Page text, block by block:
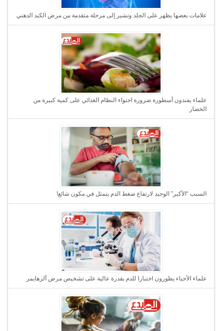
علامات بعضها يظهر على الجلد وتشير إلى مرحلة متقدمة من مرض الكبد الدهني
علماء يفندون أسطورة ضرورة احتواء النظام الغذائي على كمية كبيرة من
الخضار
السبب “الأكبر” الوحيد لارتفاع ضغط الدم يتمثل في مكون شائع!
علماء الأحياء يطورون اختبارا للدم بقدرة عالية على تشخيص مرض ألزهايمر